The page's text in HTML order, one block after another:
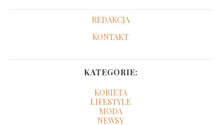
REDAKCJA
KONTAKT
KATEGORIE:
KOBIETA
LIFESTYLE
MODA
NEWSY